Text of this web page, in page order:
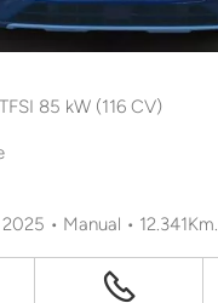
85 kW (116 CV)
• Manual • 12.341Km.